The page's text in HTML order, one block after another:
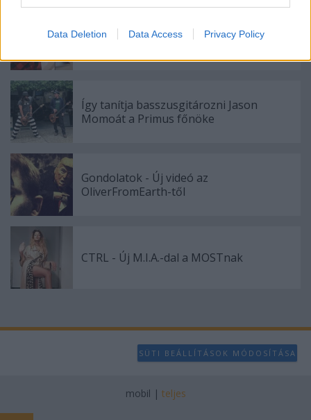
related to personalization.
I want to allow Google to enable storage
related to security, including authentication
functionality and fraud prevention, and other
user protection.
Data Deletion Data Access Privacy Policy
Dave Grohl dalt írt egy tízéves dobos
Így tanítja basszusgitározni Jason
Momoát a Primus főnöke
Gondolatok - Új videó az
OliverFromEarth-től
CTRL - Új M.I.A.-dal a MOSTnak
SÜTI BEÁLLÍTÁSOK MÓDOSÍTÁSA
mobil | teljes